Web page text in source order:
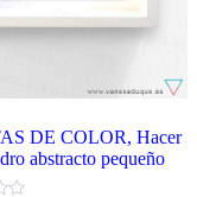
DE COLOR, Hacer
abstracto pequeño